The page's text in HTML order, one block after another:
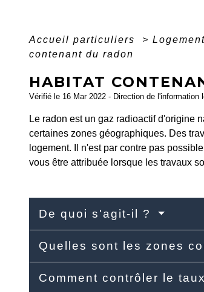
Accueil particuliers > Logement
contenant du radon
HABITAT
Vérifié le 16 Mar 2022 - Direction de
Le radon est un gaz radioactif d'origine
certaines zones géographiques. Des
logement. Il n'est par contre pas
vous être attribuée lorsque les travaux
De quoi s'agit-il ?
Quelles sont les zones
Comment contrôler le